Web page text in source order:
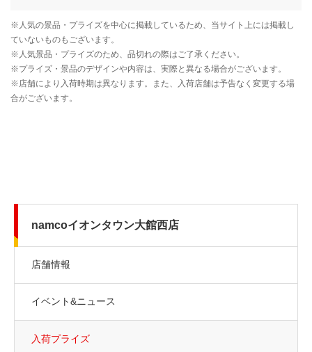
namcoイオンタウン大館西店
店舗情報
イベント&ニュース
入荷プライズ